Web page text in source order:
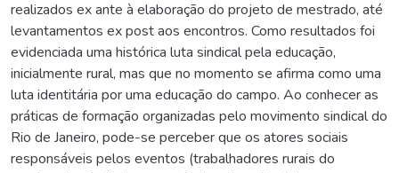
realizados ex ante à elaboração do projeto de mestrado, até
levantamentos ex post aos encontros. Como resultados foi
evidenciada uma histórica luta sindical pela educação,
inicialmente rural, mas que no momento se afirma como uma
luta identitária por uma educação do campo. Ao conhecer as
práticas de formação organizadas pelo movimento sindical do
Rio de Janeiro, pode-se perceber que os atores sociais
responsáveis pelos eventos (trabalhadores rurais do